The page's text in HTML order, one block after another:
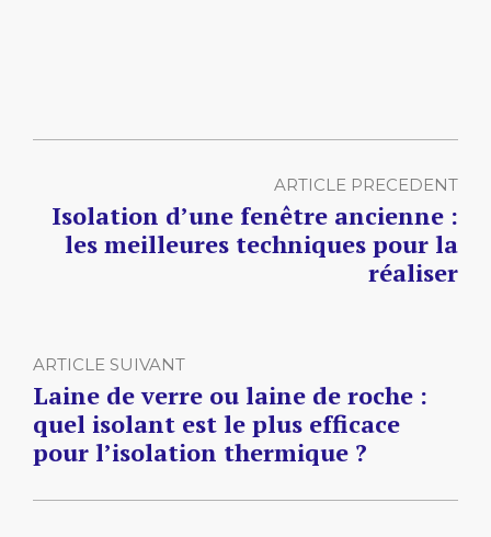
ARTICLE PRECEDENT
Isolation d’une fenêtre ancienne :
les meilleures techniques pour la
réaliser
ARTICLE SUIVANT
Laine de verre ou laine de roche :
quel isolant est le plus efficace
pour l’isolation thermique ?